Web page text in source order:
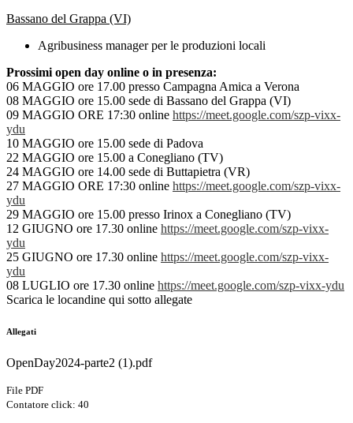
Bassano del Grappa (VI)
Agribusiness manager per le produzioni locali
Prossimi open day online o in presenza:
06 MAGGIO ore 17.00 presso Campagna Amica a Verona
08 MAGGIO ore 15.00 sede di Bassano del Grappa (VI)
09 MAGGIO ORE 17:30 online https://meet.google.com/szp-vixx-
ydu
10 MAGGIO ore 15.00 sede di Padova
22 MAGGIO ore 15.00 a Conegliano (TV)
24 MAGGIO ore 14.00 sede di Buttapietra (VR)
27 MAGGIO ORE 17:30 online https://meet.google.com/szp-vixx-
ydu
29 MAGGIO ore 15.00 presso Irinox a Conegliano (TV)
12 GIUGNO ore 17.30 online https://meet.google.com/szp-vixx-
ydu
25 GIUGNO ore 17.30 online https://meet.google.com/szp-vixx-
ydu
08 LUGLIO ore 17.30 online https://meet.google.com/szp-vixx-ydu
Scarica le locandine qui sotto allegate
Allegati
OpenDay2024-parte2 (1).pdf
File PDF
Contatore click: 40